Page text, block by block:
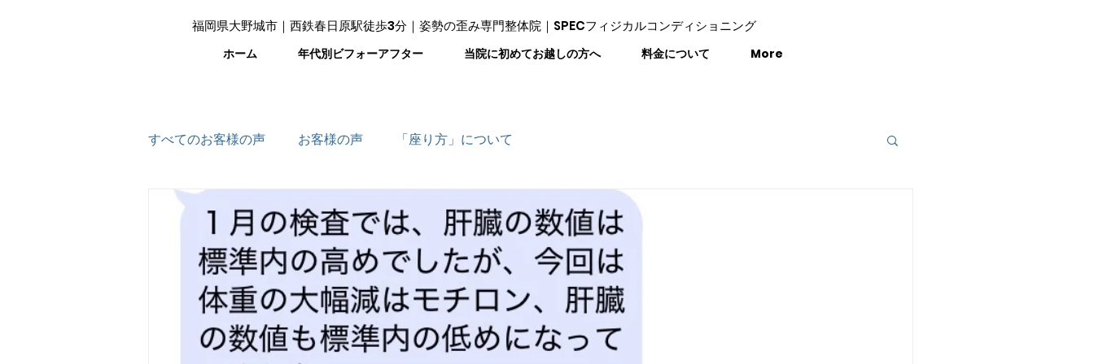
福岡県大野城市｜西鉄春日原駅徒歩3分｜姿勢の歪み専門整体院｜SPECフィジカルコンディショニング
ホーム 年代別ビフォーアフター 当院に初めてお越しの方へ 料金について More
すべてのお客様の声 お客様の声 「座り方」について